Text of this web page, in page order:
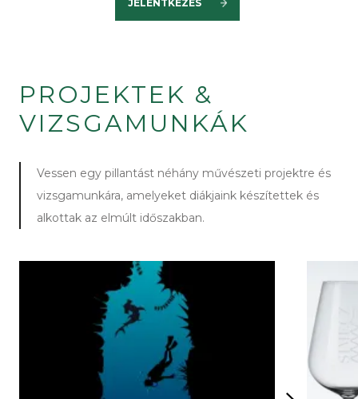
JELENTKEZÉS
PROJEKTEK &
VIZSGAMUNKÁK
Vessen egy pillantást néhány művészeti projektre és
vizsgamunkára, amelyeket diákjaink készítettek és
alkottak az elmúlt időszakban.